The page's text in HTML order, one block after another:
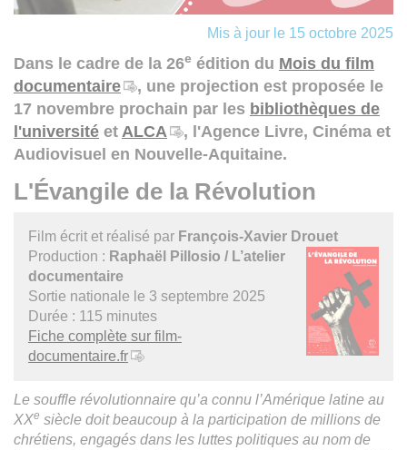
Mis à jour le 15 octobre 2025
Dans le cadre de la 26e édition du Mois du film
documentaire
, une projection est proposée le
17 novembre prochain par les bibliothèques de
l'université et ALCA
, l'Agence Livre, Cinéma et
Audiovisuel en Nouvelle-Aquitaine.
L'Évangile de la Révolution
Film écrit et réalisé par François-Xavier Drouet
Production : Raphaël Pillosio / L’atelier
documentaire
Sortie nationale le 3 septembre 2025
Durée : 115 minutes
Fiche complète sur film-
documentaire.fr
Le souffle révolutionnaire qu’a connu l’Amérique latine au
XXe siècle doit beaucoup à la participation de millions de
chrétiens, engagés dans les luttes politiques au nom de